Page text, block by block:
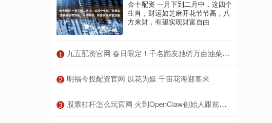
金十配资 一月下到二月中，这四个
生肖，财运如芝麻开花节节高，八
方来财，有望实现财富自由
1 ​九五配资官网 春日限定！千名跑友驰骋万亩油菜花海丨组图
2 ​明福今投配资官网 以花为媒 千亩花海迎客来
3 ​股票杠杆怎么玩官网 火到OpenClaw创始人跟前了！百度“养虾全家桶”到底有多猛？